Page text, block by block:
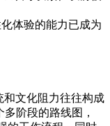
体验的能力已成为
和文化阻力往往构成
阶段的路线图，